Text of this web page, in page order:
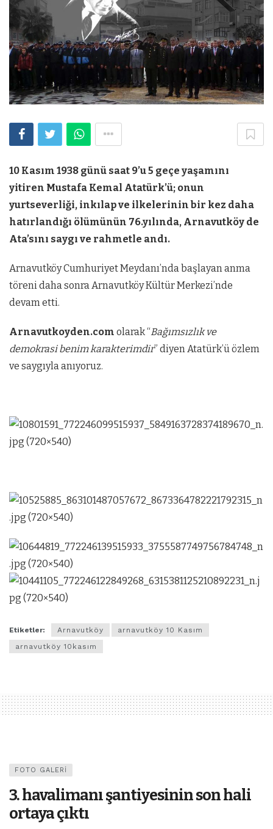
10 Kasım 1938 günü saat 9’u 5 geçe yaşamını
yitiren Mustafa Kemal Atatürk’ü; onun
yurtseverliği, inkılap ve ilkelerinin bir kez daha
hatırlandığı ölümünün 76.yılında, Arnavutköy de
Ata’sını saygı ve rahmetle andı.
Arnavutköy Cumhuriyet Meydanı’nda başlayan anma
töreni daha sonra Arnavutköy Kültür Merkezi’nde
devam etti.
Arnavutkoyden.com olarak “Bağımsızlık ve
demokrasi benim karakterimdir” diyen Atatürk’ü özlem
ve saygıyla anıyoruz.
Etiketler: Arnavutköy
arnavutköy 10 Kasım
arnavutköy 10kasım
FOTO GALERI
3. havalimanı şantiyesinin son hali
ortaya çıktı